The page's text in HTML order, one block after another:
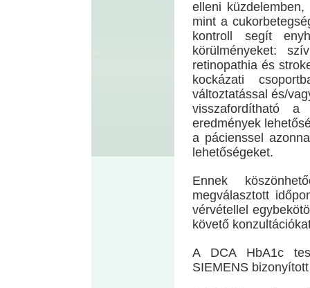
elleni
mint a
kontroll segít
körülményeket:
retinopathia és
kockázati
változtatással és/
visszafordítható
eredmények
a pácienssel
lehetőségeket.
Ennek
megválasztott
vérvétellel
követő
A DCA HbA1c
SIEMENS